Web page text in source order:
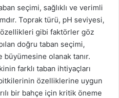
seçimi, sağlıklı ve verimli
Toprak türü, pH seviyesi,
gibi faktörler göz
doğru taban seçimi,
büyümesine olanak tanır.
farklı taban ihtiyaçları
özelliklerine uygun
bir bahçe için kritik öneme